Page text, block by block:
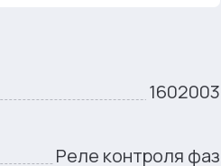
1602003
Реле контроля фаз